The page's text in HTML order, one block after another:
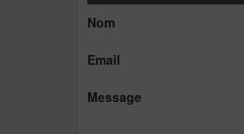
Nom
Email
Message